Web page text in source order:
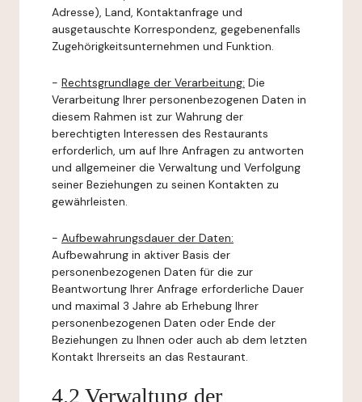
Adresse), Land, Kontaktanfrage und
ausgetauschte Korrespondenz, gegebenenfalls
Zugehörigkeitsunternehmen und Funktion.
- Rechtsgrundlage der Verarbeitung: Die
Verarbeitung Ihrer personenbezogenen Daten in
diesem Rahmen ist zur Wahrung der
berechtigten Interessen des Restaurants
erforderlich, um auf Ihre Anfragen zu antworten
und allgemeiner die Verwaltung und Verfolgung
seiner Beziehungen zu seinen Kontakten zu
gewährleisten.
- Aufbewahrungsdauer der Daten:
Aufbewahrung in aktiver Basis der
personenbezogenen Daten für die zur
Beantwortung Ihrer Anfrage erforderliche Dauer
und maximal 3 Jahre ab Erhebung Ihrer
personenbezogenen Daten oder Ende der
Beziehungen zu Ihnen oder auch ab dem letzten
Kontakt Ihrerseits an das Restaurant.
4.2 Verwaltung der